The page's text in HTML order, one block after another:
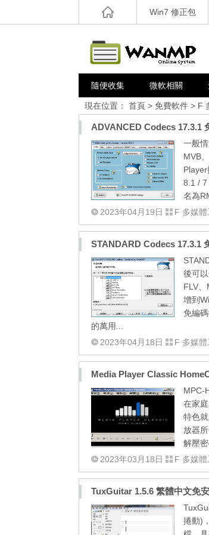
Win7 修正包
隨便收集 微軟相關
現在位置： 首頁 > 免費軟件 > F
ADVANCED Codecs 17.3.1
一般
MVB
8.1 / 7
名為
2023年04月19日
F 多媒
STANDARD Codecs 17.3.1
後可
FLV
增到
免編
的萬用...
2023年04月18日
F 多媒
Media Player Classic
MPC-
在家
特色
放器
解壓
2023年03月18日
F 多媒
TuxGuitar 1.5.6 繁體中文免
捲動)